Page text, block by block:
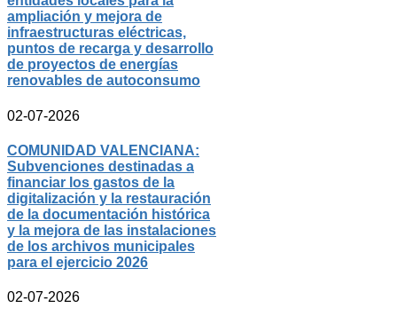
ampliación y mejora de
infraestructuras eléctricas,
puntos de recarga y desarrollo
de proyectos de energías
renovables de autoconsumo
02-07-2026
COMUNIDAD VALENCIANA:
Subvenciones destinadas a
financiar los gastos de la
digitalización y la restauración
de la documentación histórica
y la mejora de las instalaciones
de los archivos municipales
para el ejercicio 2026
02-07-2026